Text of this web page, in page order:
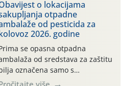
o lokacijama
otpadne
od pesticida za
2026. godine
se opasna otpadna
od sredstava za zaštitu
označena samo s
i oznakom
više